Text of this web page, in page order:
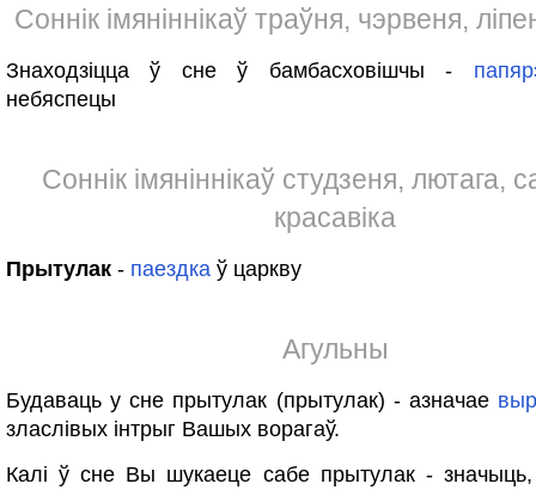
Соннік імяніннікаў траўня, чэрвеня,
Знаходзіцца ў сне ў бамбасховішчы -
небяспецы
Соннік імяніннікаў студзеня, лютага,
красавіка
Прытулак - паездка ў царкву
Агульны
Будаваць у сне прытулак (прытулак) - азначае
зласлівых інтрыг Вашых ворагаў.
Калі ў сне Вы шукаеце сабе прытулак -